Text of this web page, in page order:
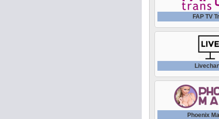
FAP TV
Phoenix